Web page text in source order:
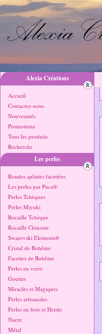
Alexia Créations
Accueil
Contactez-nous
Nouveautés
Promotions
Tous les produits
Recherche
Les perles
Rondes aplaties facettées
Les perles par Puca®
Perles Tchèques
Perles Miyuki
Rocaille Tchèque
Rocaille Chinoise
Swarovski Elements®
Cristal de Bohême
Facettes de Bohême
Perles en verre
Gouttes
Miracles et Magiques
Perles artisanales
Perles en bois et Heishi
Nacre
Métal